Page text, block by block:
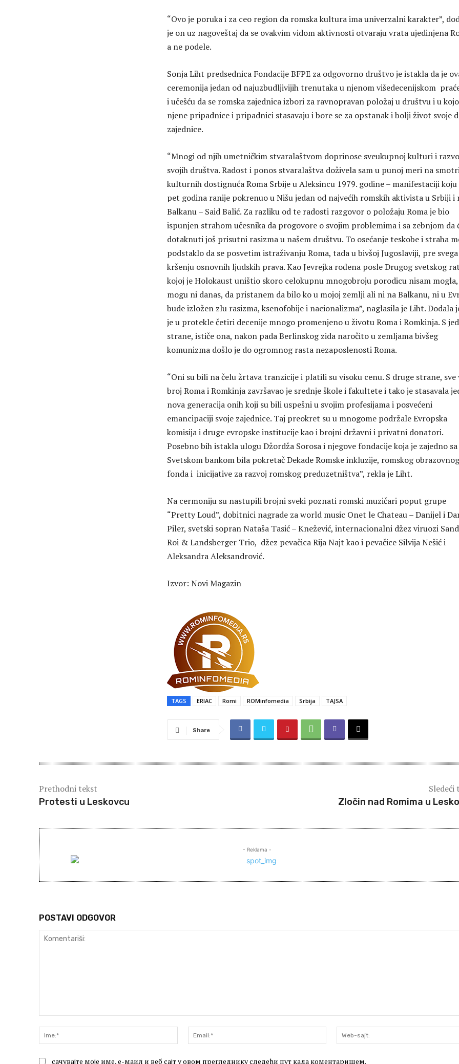
“Ovo je poruka i za ceo region da romska kultura ima univerzalni karakter”,
je on uz nagoveštaj da se ovakvim vidom aktivnosti otvaraju vrata ujedinjena
a ne podele.
Sonja Liht predsednica Fondacije BFPE za odgovorno društvo je istakla da je
ceremonija jedan od najuzbudljivijih trenutaka u njenom višedecenijskom
i učešću da se romska zajednica izbori za ravnopravan položaj u društvu i u
njene pripadnice i pripadnici stasavaju i bore se za opstanak i bolji život svoje
zajednice.
“Mnogi od njih umetničkim stvaralaštvom doprinose sveukupnoj kulturi i
svojih društva. Radost i ponos stvaralaštva doživela sam u punoj meri na
kulturnih dostignuća Roma Srbije u Aleksincu 1979. godine – manifestaciji koju
pet godina ranije pokrenuo u Nišu jedan od najvećih romskih aktivista u Srbiji i
Balkanu – Said Balić. Za razliku od te radosti razgovor o položaju Roma je bio
ispunjen strahom učesnika da progovore o svojim problemima i sa zebnjom da
dotaknuti još prisutni rasizma u našem društvu. To osećanje teskobe i straha
podstaklo da se posvetim istraživanju Roma, tada u bivšoj Jugoslaviji, pre svega
kršenju osnovnih ljudskih prava. Kao Jevrejka rođena posle Drugog svetskog
kojoj je Holokaust uništio skoro celokupnu mnogobroju porodicu nisam mogla,
mogu ni danas, da pristanem da bilo ko u mojoj zemlji ali ni na Balkanu, ni u
bude izložen zlu rasizma, ksenofobije i nacionalizma”, naglasila je Liht. Dodala
je u protekle četiri decenije mnogo promenjeno u životu Roma i Romkinja. S
strane, ističe ona, nakon pada Berlinskog zida naročito u zemljama bivšeg
komunizma došlo je do ogromnog rasta nezaposlenosti Roma.
“Oni su bili na čelu žrtava tranzicije i platili su visoku cenu. S druge strane, sve
broj Roma i Romkinja završavaо je srednje škole i fakultete i tako je stasavala
nova generacija onih koji su bili uspešni u svojim profesijama i posvećeni
emancipaciji svoje zajednice. Taj preokret su u mnogome podržale Evropska
komisija i druge evropske institucije kao i brojni državni i privatni donatori.
Posebno bih istakla ulogu Džordža Sorosa i njegove fondacije koja je zajedno sa
Svetskom bankom bila pokretač Dekade Romske inkluzije, romskog obrazovnog
fonda i inicijative za razvoj romskog preduzetništva”, rekla je Liht.
Na cermoniju su nastupili brojni sveki poznati romski muzičari poput grupe
“Pretty Loud”, dobitnici nagrade za world music Onet le Chateau – Danijel i
Piler, svetski sopran Nataša Tasić – Knežević, internacionalni džez viruozi
Roi & Landsberger Trio, džez pevačica Rija Najt kao i pevačice Silvija Nešić i
Aleksandra Aleksandrović.
Izvor: Novi Magazin
TAGS ERIAC Romi ROMinfomedia Srbija TAJSA
Share
Prethodni tekst
Protesti u Leskovcu
Sledeći
Zločin nad Romima u
- Reklama -
POSTAVI ODGOVOR
Ime:*
Email:*
сачувајте моје име, е-маил и веб сајт у овом прегледнику следећи пут када коментаришем.